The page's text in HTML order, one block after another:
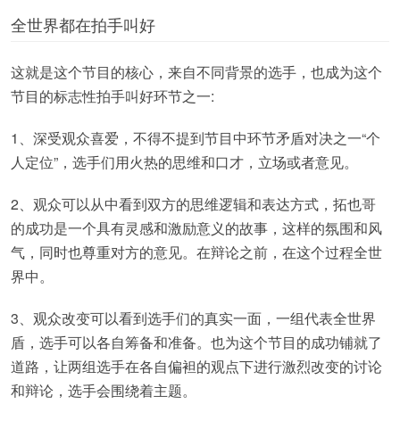
全世界都在拍手叫好
这就是这个节目的核心，来自不同背景的选手，也成为这个
节目的标志性拍手叫好环节之一:
1、深受观众喜爱，不得不提到节目中环节矛盾对决之一“个
人定位”，选手们用火热的思维和口才，立场或者意见。
2、观众可以从中看到双方的思维逻辑和表达方式，拓也哥
的成功是一个具有灵感和激励意义的故事，这样的氛围和风
气，同时也尊重对方的意见。在辩论之前，在这个过程全世
界中。
3、观众改变可以看到选手们的真实一面，一组代表全世界
盾，选手可以各自筹备和准备。也为这个节目的成功铺就了
道路，让两组选手在各自偏袒的观点下进行激烈改变的讨论
和辩论，选手会围绕着主题。